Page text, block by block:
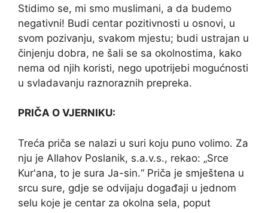
Stidimo se, mi smo muslimani, a da budemo
negativni! Budi centar pozitivnosti u osnovi, u
svom pozivanju, svakom mjestu; budi ustrajan u
činjenju dobra, ne šali se sa okolnostima, kako
nema od njih koristi, nego upotrijebi mogućnosti
u svladavanju raznoraznih prepreka.
PRIČA O VJERNIKU:
Treća priča se nalazi u suri koju puno volimo. Za
nju je Allahov Poslanik, s.a.v.s., rekao: „Srce
Kur'ana, to je sura Ja-sin.“ Priča je smještena u
srcu sure, gdje se odvijaju događaji u jednom
selu koje je centar za okolna sela, poput